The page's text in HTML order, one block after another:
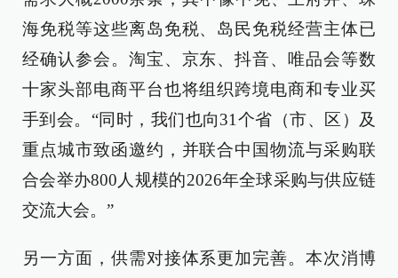
海免税等这些离岛免税、岛民免税经营主体已
经确认参会。淘宝、京东、抖音、唯品会等数
十家头部电商平台也将组织跨境电商和专业买
手到会。“同时，我们也向31个省（市、区）及
重点城市致函邀约，并联合中国物流与采购联
合会举办800人规模的2026年全球采购与供应链
交流大会。”
另一方面，供需对接体系更加完善。本次消博